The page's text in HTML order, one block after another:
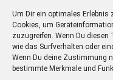
Um Dir ein optimales Erlebnis
Cookies, um
zuzugreifen. Wenn Du
wie das Surfverhalten oder
Wenn Du deine Zustimmung
bestimmte Merkmale und
STARS 4
Barbara
von